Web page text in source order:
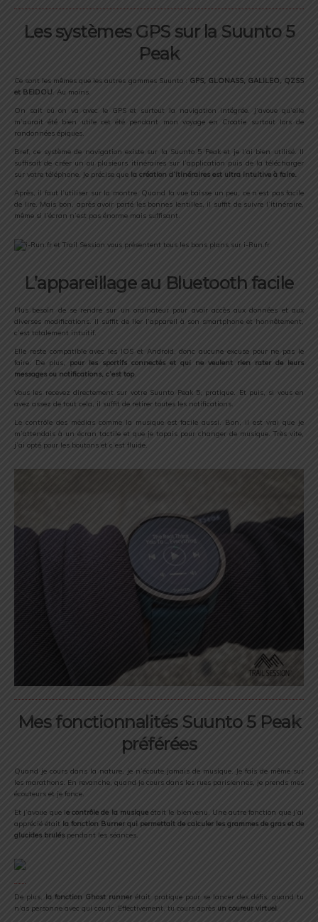
Les systèmes GPS sur la Suunto 5
Peak
Ce sont les mêmes que les autres gammes Suunto : GPS, GLONASS, GALILEO, QZSS
et BEIDOU. Au moins.
On sait où on va avec le GPS et surtout la navigation intégrée. J’avoue qu’elle
m’aurait été bien utile cet été pendant mon voyage en Croatie surtout lors de
randonnées épiques.
Bref, ce système de navigation existe sur la Suunto 5 Peak et je l’ai bien utilisé. Il
suffisait de créer un ou plusieurs itinéraires sur l’application puis de la télécharger
sur votre téléphone. Je précise que la création d’itinéraires est ultra intuitive à faire.
Après, il faut l’utiliser sur la montre. Quand la vue baisse un peu, ce n’est pas facile
de lire. Mais bon, après avoir porté les bonnes lentilles, il suffit de suivre l’itinéraire,
même si l’écran n’est pas énorme mais suffisant.
L’appareillage au Bluetooth facile
Plus besoin de se rendre sur un ordinateur pour avoir accès aux données et aux
diverses modifications. Il suffit de lier l’appareil à son smartphone et honnêtement,
c’est totalement intuitif.
Elle reste compatible avec les IOS et Android, donc aucune excuse pour ne pas le
faire. De plus, pour les sportifs connectés et qui ne veulent rien rater de leurs
messages ou notifications, c’est top.
Vous les recevez directement sur votre Suunto Peak 5, pratique. Et puis, si vous en
avez assez de tout cela, il suffit de retirer toutes les notifications.
Le contrôle des médias comme la musique est facile aussi. Bon, il est vrai que je
m’attendais à un écran tactile et que je tapais pour changer de musique. Très vite,
j’ai opté pour les boutons et c’est fluide.
Mes fonctionnalités Suunto 5 Peak
préférées
Quand je cours dans la nature, je n’écoute jamais de musique. Je fais de même sur
les marathons. En revanche, quand je cours dans les rues parisiennes, je prends mes
écouteurs et je fonce.
Et j’avoue que le contrôle de la musiqueétait le bienvenu. Une autre fonction que j’ai
apprécié était la fonction Burner qui permettait de calculer les grammes de gras et de
glucides brulés pendant les séances.
De plus, la fonction Ghost runner était pratique pour se lancer des défis, quand tu
n’as personne avec qui courir. Effectivement, tu cours après un coureur virtuel